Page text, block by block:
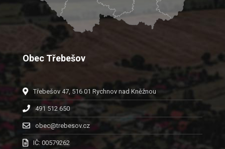
Obec Třebešov
Třebešov 47, 516 01 Rychnov nad Kněžnou
491 512 650
obec@trebesov.cz
IČ: 00579262